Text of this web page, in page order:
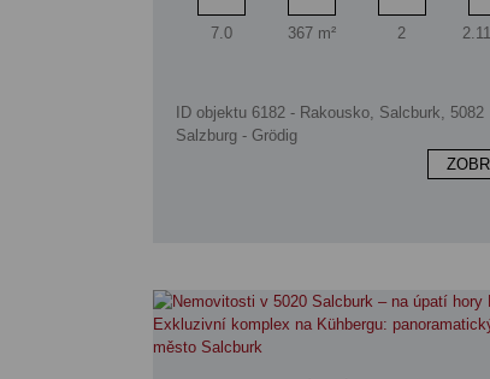
Pokoj
7.0
Obytný prostor
367 m²
Koupelna
2
ID objektu 6182 - Rakousko, Salcburk, 5082
Salzburg - Grödig